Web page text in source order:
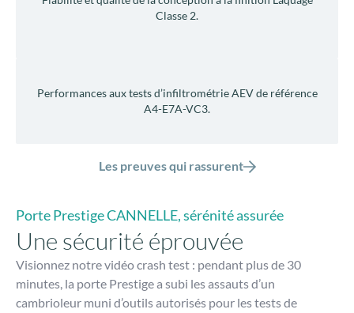
Classe 2.
Performances aux tests d’infiltrométrie AEV de référence
A4-E7A-VC3.
Les preuves qui rassurent
Porte Prestige CANNELLE, sérénité assurée
Une sécurité éprouvée
Visionnez notre vidéo crash test : pendant plus de 30
minutes, la porte Prestige a subi les assauts d’un
cambrioleur muni d’outils autorisés pour les tests de